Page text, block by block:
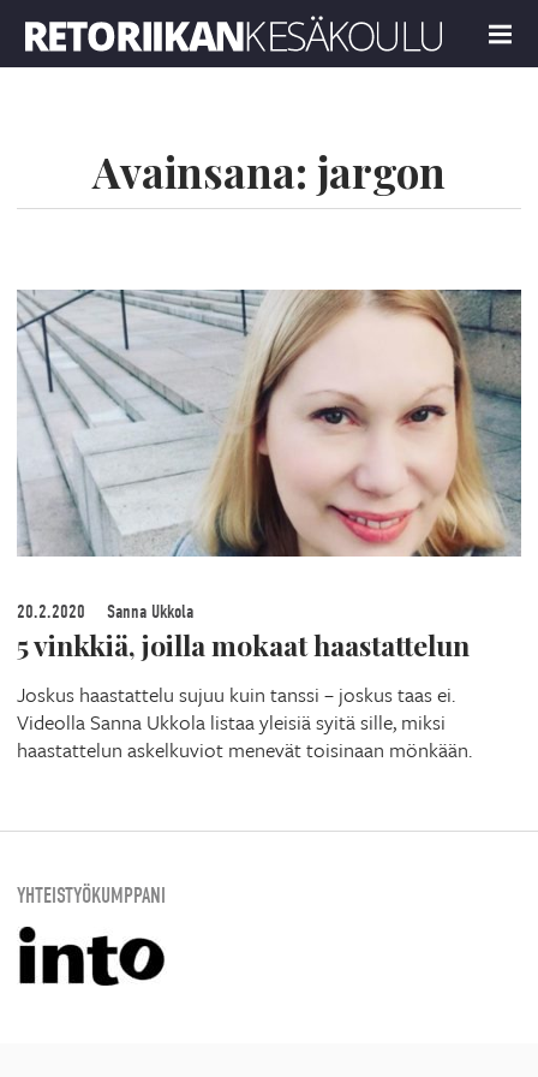
MENU
Avainsana: jargon
20.2.2020 Sanna Ukkola
5 vinkkiä, joilla mokaat haastattelun
Joskus haastattelu sujuu kuin tanssi – joskus taas ei.
Videolla Sanna Ukkola listaa yleisiä syitä sille, miksi
haastattelun askelkuviot menevät toisinaan mönkään.
YHTEISTYÖKUMPPANI